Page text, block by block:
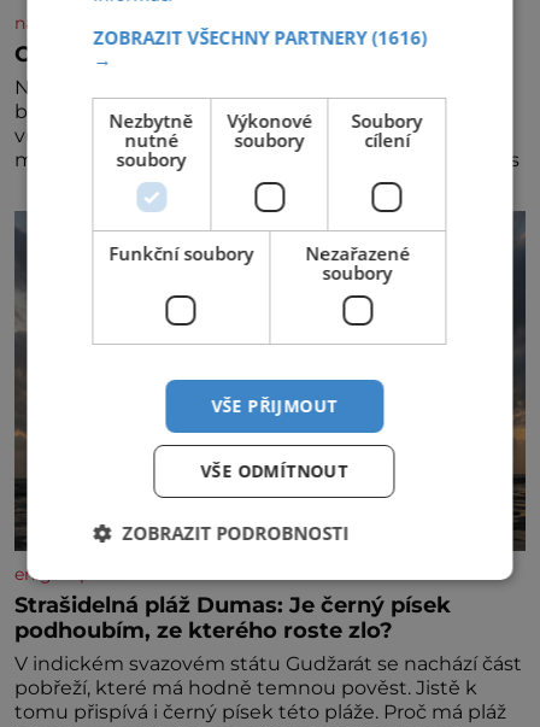
nasehvezdy.cz
Osamělá herečka Syslová všechno vzdala?
Nedávno se povídalo, že má Dana Syslová (80)
blízkého přítele, který je jí oporou. Ale je to ještě
vůbec pravda? V posledních dnech čím dál častěji
mluví o svém odchodu. Dohnala ji snad samota? Půs
enigmaplus.cz
Strašidelná pláž Dumas: Je černý písek
podhoubím, ze kterého roste zlo?
V indickém svazovém státu Gudžarát se nachází část
pobřeží, které má hodně temnou pověst. Jistě k
tomu přispívá i černý písek této pláže. Proč má pláž
ZOBRAZIT VŠECHNY PARTNERY(1616)
→
Nezbytně
nutné
soubory
Výkonové
soubory
Soubory
cílení
Funkční soubory
Nezařazené
soubory
VŠE PŘIJMOUT
VŠE ODMÍTNOUT
ZOBRAZIT PODROBNOSTI